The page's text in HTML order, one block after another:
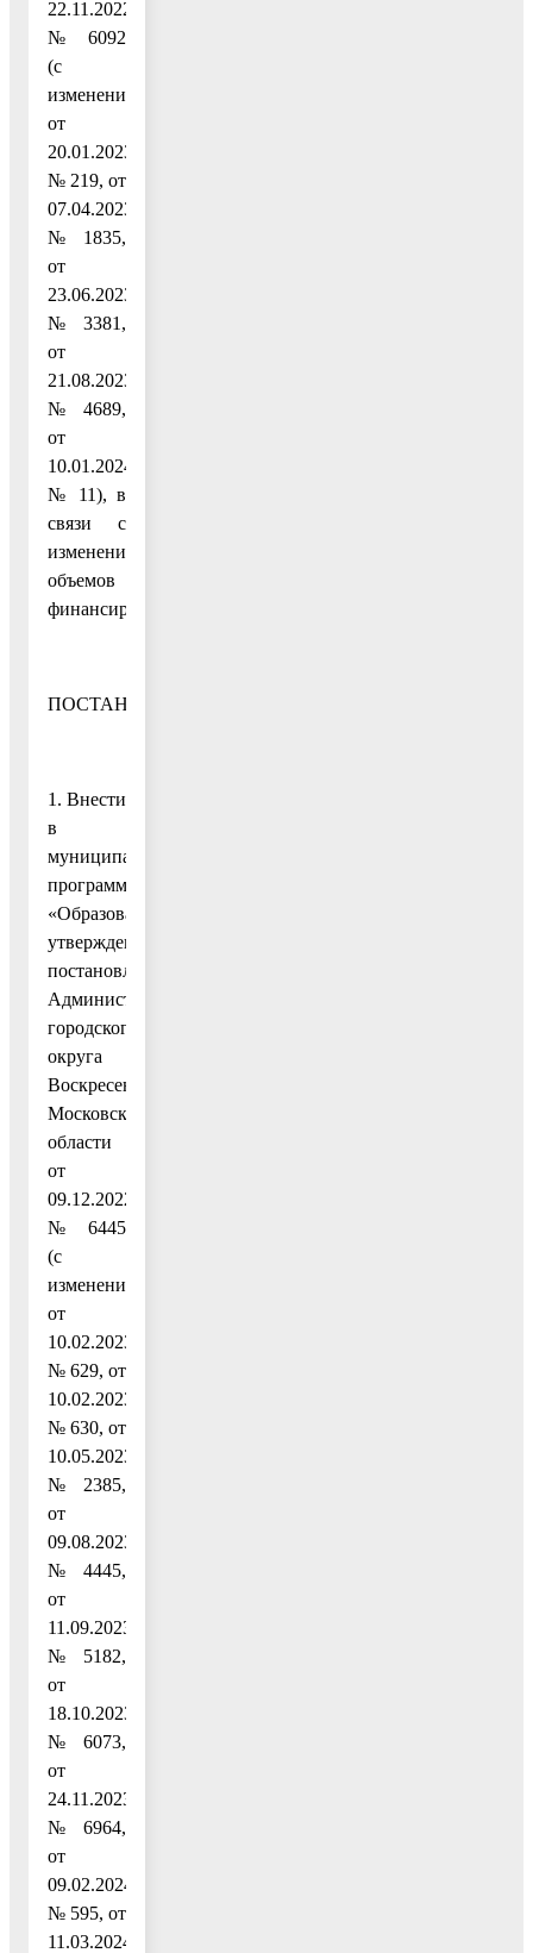
22.11.2022
№ 6092
(с
изменениями
от
20.01.2023
№ 219, от
07.04.2023
№ 1835,
от
23.06.2023
№ 3381,
от
21.08.2023
№ 4689,
от
10.01.2024
№ 11), в
связи с
изменением
объемов
финансирования
ПОСТАНОВЛЯЮ:
1. Внести
в
муниципальную
программу
«Образование»,
утвержденную
постановлением
Администрации
городского
округа
Воскресенск
Московской
области
от
09.12.2022
№ 6445
(с
изменениями
от
10.02.2023
№ 629, от
10.02.2023
№ 630, от
10.05.2023
№ 2385,
от
09.08.2023
№ 4445,
от
11.09.2023
№ 5182,
от
18.10.2023
№ 6073,
от
24.11.2023
№ 6964,
от
09.02.2024
№ 595, от
11.03.2024